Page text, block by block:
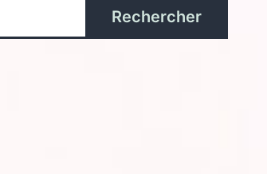
Rechercher